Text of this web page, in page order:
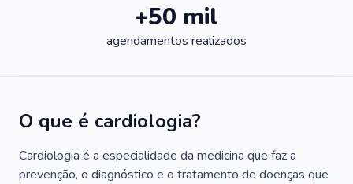
+50 mil
agendamentos realizados
O que é cardiologia?
Cardiologia é a especialidade da medicina que faz a
prevenção, o diagnóstico e o tratamento de doenças que